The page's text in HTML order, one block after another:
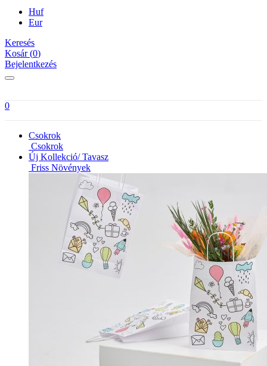
Huf
Eur
Keresés
Kosár (0)
Bejelentkezés
0
Csokrok
Csokrok
Új Kollekció/ Tavasz
Friss Növények